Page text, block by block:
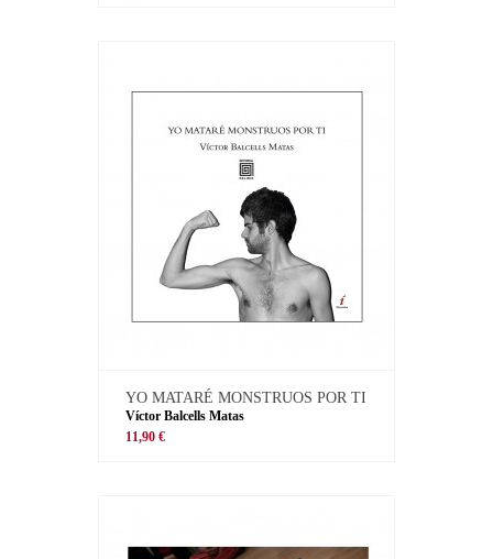
YO MATARÉ MONSTRUOS POR TI
Víctor Balcells Matas
11,90 €